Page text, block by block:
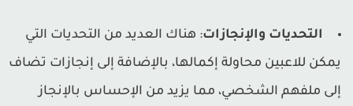
التحديات والإنجازات: هناك العديد من التحديات التي
للاعبين محاولة إكمالها، بالإضافة إلى إنجازات تضاف
ملفهم الشخصي، مما يزيد من الإحساس بالإنجاز